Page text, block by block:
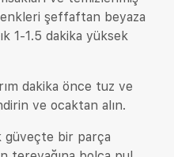
şeffaftan beyaza
1-1.5 dakika yüksek
dakika önce tuz ve
ve ocaktan alın.
güveçte bir parça